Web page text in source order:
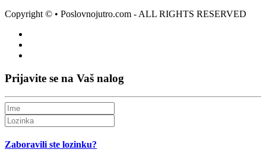
Copyright © • Poslovnojutro.com - ALL RIGHTS RESERVED
Prijavite se na Vaš nalog
Zaboravili ste lozinku?